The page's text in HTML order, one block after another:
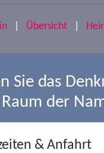
Übersicht
Sie das
der
& Anfahrt